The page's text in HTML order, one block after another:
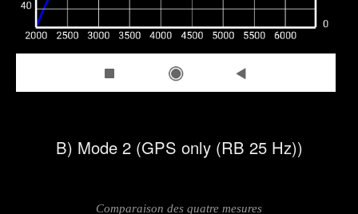
B) Mode 2 (GPS only (RB 25 Hz))
Comparaison des quatre mesures